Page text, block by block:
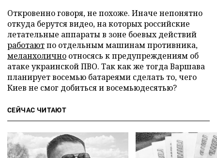
Откровенно говоря, не похоже. Иначе непонятно
откуда берутся видео, на которых российские
летательные аппараты в зоне боевых действий
работаютпо отдельным машинам противника,
меланхолично относясь к предупреждениям об
атаке украинской ПВО. Так как же тогда Варшава
планирует восемью батареями сделать то, чего
Киев не смог добиться и восемьюдесятью?
СЕЙЧАС ЧИТАЮТ